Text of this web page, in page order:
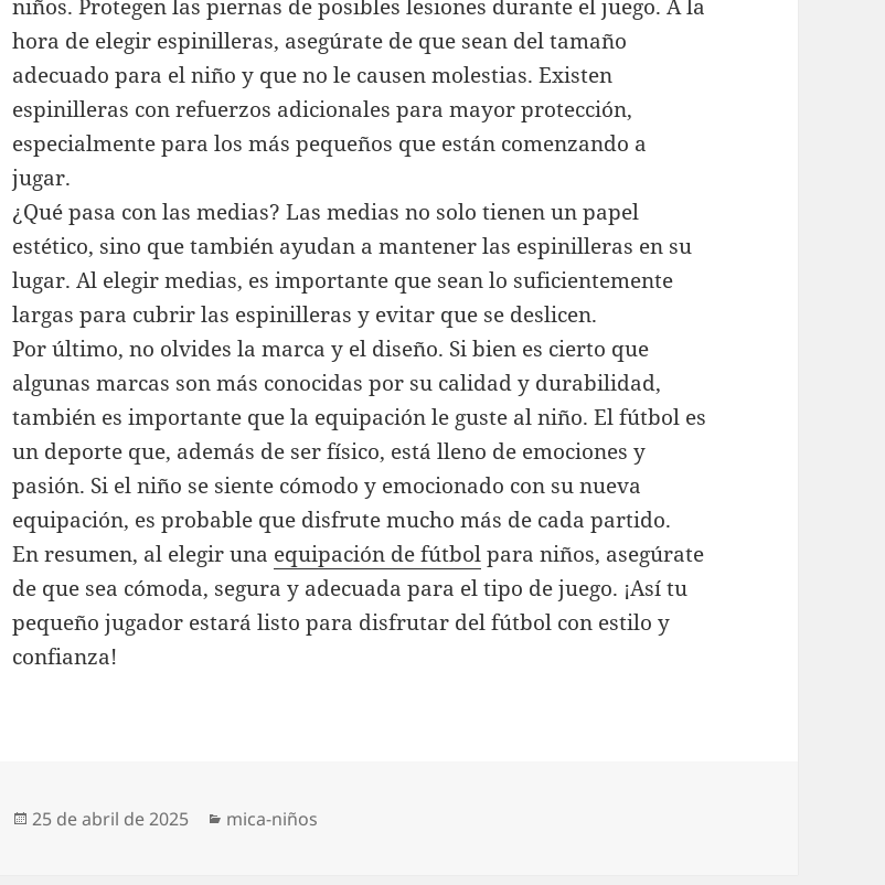
niños. Protegen las piernas de posibles lesiones durante el juego. A la
hora de elegir espinilleras, asegúrate de que sean del tamaño
adecuado para el niño y que no le causen molestias. Existen
espinilleras con refuerzos adicionales para mayor protección,
especialmente para los más pequeños que están comenzando a
jugar.
¿Qué pasa con las medias? Las medias no solo tienen un papel
estético, sino que también ayudan a mantener las espinilleras en su
lugar. Al elegir medias, es importante que sean lo suficientemente
largas para cubrir las espinilleras y evitar que se deslicen.
Por último, no olvides la marca y el diseño. Si bien es cierto que
algunas marcas son más conocidas por su calidad y durabilidad,
también es importante que la equipación le guste al niño. El fútbol es
un deporte que, además de ser físico, está lleno de emociones y
pasión. Si el niño se siente cómodo y emocionado con su nueva
equipación, es probable que disfrute mucho más de cada partido.
En resumen, al elegir una equipación de fútbolpara niños, asegúrate
de que sea cómoda, segura y adecuada para el tipo de juego. ¡Así tu
pequeño jugador estará listo para disfrutar del fútbol con estilo y
confianza!
Publicado
25 de abril de 2025 Categorías
mica-niños